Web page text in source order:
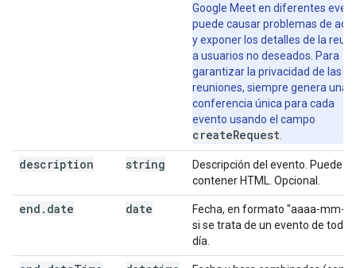
Google Meet en diferentes
puede causar problemas de
y exponer los detalles de la
a usuarios no deseados. Para
garantizar la privacidad de las
reuniones, siempre genera una
conferencia única para cada
evento usando el campo
createRequest
description string
Descripción del evento. Puede
contener HTML. Opcional.
end . date date
Fecha, en formato "aaaa-mm-
si se trata de un evento de todo
día.